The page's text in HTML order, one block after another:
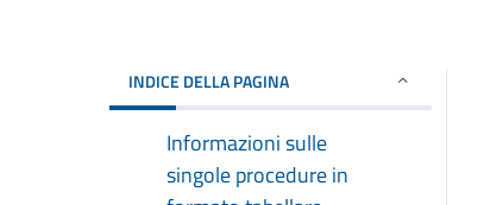
INDICE DELLA PAGINA
Informazioni sulle
singole procedure in